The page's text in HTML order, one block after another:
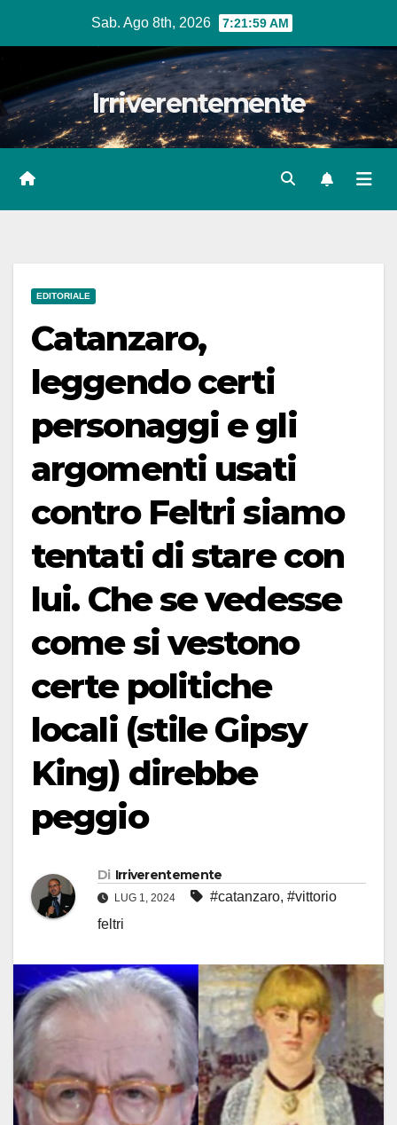
Sab. Ago 8th, 2026 7:22:00 AM
Irriverentemente
EDITORIALE
Catanzaro,
leggendo certi
personaggi e gli
argomenti usati
contro Feltri siamo
tentati di stare con
lui. Che se vedesse
come si vestono
certe politiche
locali (stile Gipsy
King) direbbe
peggio
Di Irriverentemente
LUG 1, 2024 #catanzaro, #vittorio
feltri